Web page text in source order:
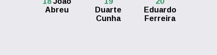
Abreu
Duarte
Cunha
Eduardo
Ferreira